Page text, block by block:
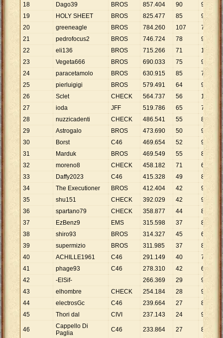
18
Dago39 BROS 857.404 90 9
19
HOLY SHEET BROS 825.477 85 9 .711
20
greeneagle BROS 784.260 107 7
330
21
pedrofocus2 BROS 746.724 78 9
22
eli136 BROS 715.266 71 10 074
23
Vegeta666 BROS 690.033 75 9
200
24
paracetamolo BROS 630.915 85 7
25
pierluigigi BROS 579.491 64 9
055
26
Sclet CHECK 564.737 56 10
27
ioda JFF 519.786 65 7
28
nuzzicadenti CHECK 486.541 55 8 .846
29
Astrogalo BROS 473.690 50 9
30
Borst C46 469.654 52 9 032
31
Marduk BROS 469.549 55 8
32
moreno8 CHECK 458.182 71 6 .453
33
Daffy2023 C46 415.328 49 8
476
34
The Executioner BROS 412.404 42 9
35
shu151 CHECK 392.029 42 9 .334
36
spartano79 CHECK 358.877 44 8
156
37
EzBenz9 EMS 315.598 37 8
38
shiro93 BROS 314.327 45 6
985
39
supermizio BROS 311.985 37 8 432
40
ACHILLE1961 C46 291.149 40 7
279
41
phage93 C46 278.310 42 6 .626
42
-ElSif- 266.369 29 9
43
elhombre CHECK 254.184 28 9
44
electrosGc C46 239.664 27 8 .
45
Thori dal CIVI 237.143 24 9 .881
46
Cappello Di
Paglia
C46 233.864 27 8 662